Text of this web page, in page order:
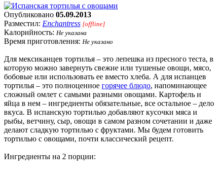
Опубликовано 05.09.2013
Разместил: Enchantress [offline]
Калорийность: Не указана
Время приготовления: Не указано
Для мексиканцев тортилья – это лепешка из пресного теста, в
которую можно завернуть свежие или тушеные овощи, мясо,
бобовые или использовать ее вместо хлеба. А для испанцев
тортилья – это полноценное горячее блюдо, напоминающее
сложный омлет с самыми разными овощами. Картофель и
яйца в нем – ингредиенты обязательные, все остальное – дело
вкуса. В испанскую тортилью добавляют кусочки мяса и
рыбы, ветчину, сыр, овощи в самом разном сочетании и даже
делают сладкую тортилью с фруктами. Мы будем готовить
тортилью с овощами, почти классический рецепт.
Ингредиенты на 2 порции: